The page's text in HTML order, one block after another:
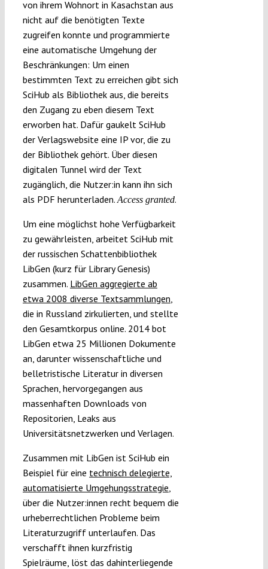
von ihrem Wohnort in Kasachstan aus
nicht auf die benötigten Texte
zugreifen konnte und programmierte
eine automatische Umgehung der
Beschränkungen: Um einen
bestimmten Text zu erreichen gibt sich
SciHub als Bibliothek aus, die bereits
den Zugang zu eben diesem Text
erworben hat. Dafür gaukelt SciHub
der Verlagswebsite eine IP vor, die zu
der Bibliothek gehört. Über diesen
digitalen Tunnel wird der Text
zugänglich, die Nutzer:in kann ihn sich
als PDF herunterladen. Access granted.
Um eine möglichst hohe Verfügbarkeit
zu gewährleisten, arbeitet SciHub mit
der russischen Schattenbibliothek
LibGen (kurz für Library Genesis)
zusammen. LibGen aggregierte ab
etwa 2008 diverse Textsammlungen
die in Russland zirkulierten, und stellte
den Gesamtkorpus online. 2014 bot
LibGen etwa 25 Millionen Dokumente
an, darunter wissenschaftliche und
belletristische Literatur in diversen
Sprachen, hervorgegangen aus
massenhaften Downloads von
Repositorien, Leaks aus
Universitätsnetzwerken und Verlagen.
Zusammen mit LibGen ist SciHub ein
Beispiel für eine technisch delegierte,
automatisierte Umgehungsstrategie
über die Nutzer:innen recht bequem die
urheberrechtlichen Probleme beim
Literaturzugriff unterlaufen. Das
verschafft ihnen kurzfristig
Spielräume, löst das dahinterliegende